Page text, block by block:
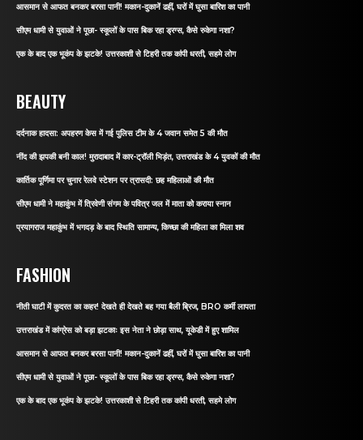
आसमान से आफत बनकर बरसा पानी! मकान-दुकानें ढहीं, घरों में घुसा बारिश का पानी
सीएम धामी से युवाओं ने पूछा- स्कूलों के पास बिक रहा ड्रग्स, कैसे रुकेगा नशा?
एक के बाद एक भूकंप के झटके! उत्तरकाशी से टिहरी तक कांपी धरती, सहमे लोग
BEAUTY
दर्दनाक हादसा: अपहरण केस में गई पुलिस टीम के 4 जवान समेत 5 की मौत
नींद की झपकी बनी काल! मुरादाबाद में कार-ट्रॉली भिड़ंत, उत्तराखंड के 4 युवकों की मौत
कार्तिक पूर्णिमा पर चुनार रेलवे स्टेशन पर त्रासदी: छह महिलाओं की मौत
सीएम धामी ने महाकुंभ में त्रिवेणी संगम के पवित्र जल में माता को कराया स्नान
प्रयागराज महाकुंभ में भगदड़ के बाद स्थिति सामान्य, किच्छा की महिला का मिला शव
FASHION
नीती घाटी में कुदरत का कहर! देखते ही देखते बह गया बैली ब्रिज, BRO कर्मी लापता
उत्तराखंड में कांग्रेस को बड़ा झटकाः इस नेता ने छोड़ा साथ, यूकेडी में हुए शामिल
आसमान से आफत बनकर बरसा पानी! मकान-दुकानें ढहीं, घरों में घुसा बारिश का पानी
सीएम धामी से युवाओं ने पूछा- स्कूलों के पास बिक रहा ड्रग्स, कैसे रुकेगा नशा?
एक के बाद एक भूकंप के झटके! उत्तरकाशी से टिहरी तक कांपी धरती, सहमे लोग